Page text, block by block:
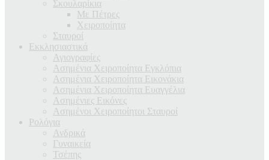
Σκουλαρίκια
Με Πέτρες
Χειροποίητα
Σταυροί
Εκκλησιαστικά
Αγιογραφίες
Ασημένια Χειροποίητα Εγκλόπια
Ασημένια Χειροποίητα Εικονάκια
Ασημένια Χειροποίητα Ευαγγέλια
Ασημένιες Εικόνες
Ασημένοι Χειροποίητοι Σταυροί
Ρολόγια
Ανδρικά
Γυναικεία
Τσέπης